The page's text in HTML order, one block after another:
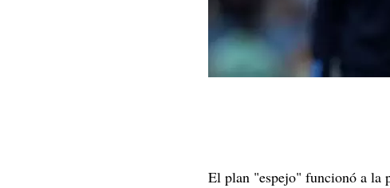
El plan "espejo" funcionó a la